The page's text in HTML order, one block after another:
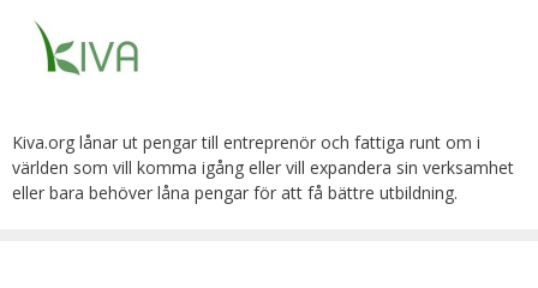
Kiva.org lånar ut pengar till entreprenör och fattiga runt om i
världen som vill komma igång eller vill expandera sin verksamhet
eller bara behöver låna pengar för att få bättre utbildning.